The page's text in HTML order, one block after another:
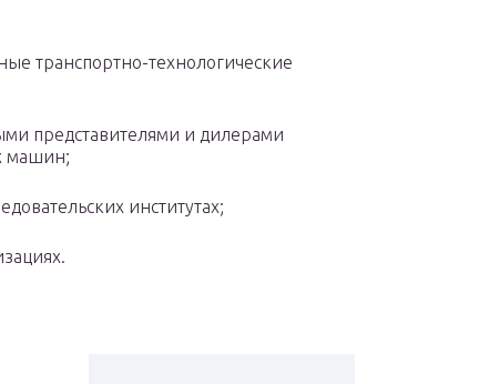
транспортно-технологические
представителями и дилерами
машин;
институтах;